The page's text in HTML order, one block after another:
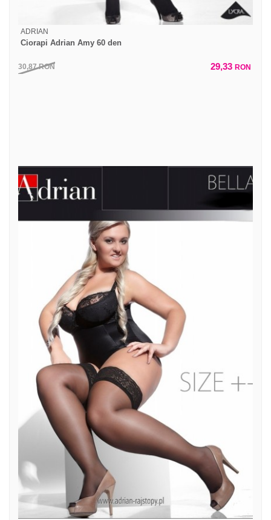
ADRIAN
Ciorapi Adrian Amy 60 den
30,87RON 29,33 RON